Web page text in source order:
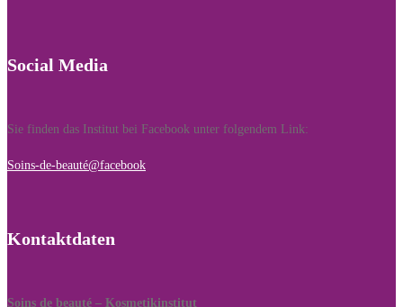
Social Media
Sie finden das Institut bei Facebook unter folgendem Link:
Soins-de-beauté@facebook
Kontaktdaten
Soins de beauté – Kosmetikinstitut